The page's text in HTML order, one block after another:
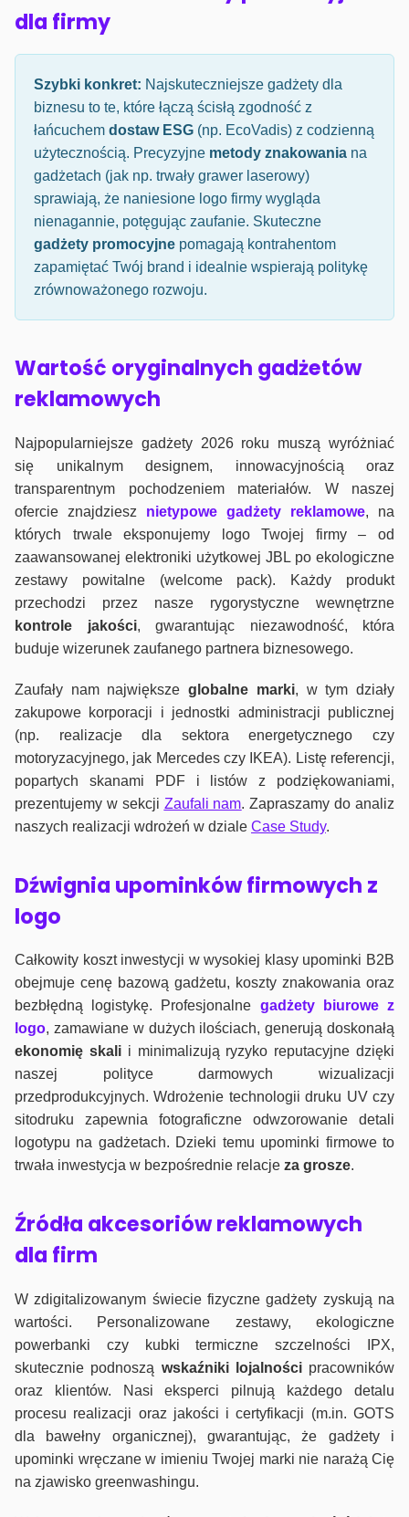
dla firmy
Szybki konkret: Najskuteczniejsze gadżety dla
biznesu to te, które łączą ścisłą zgodność z
łańcuchem dostaw ESG (np. EcoVadis) z codzienną
użytecznością. Precyzyjne metody znakowania na
gadżetach (jak np. trwały grawer laserowy)
sprawiają, że naniesione logo firmy wygląda
nienagannie, potęgując zaufanie. Skuteczne
gadżety promocyjne pomagają kontrahentom
zapamiętać Twój brand i idealnie wspierają politykę
zrównoważonego rozwoju.
Wartość oryginalnych gadżetów
reklamowych
Najpopularniejsze gadżety 2026 roku muszą wyróżniać
się unikalnym designem, innowacyjnością oraz
transparentnym pochodzeniem materiałów. W naszej
ofercie znajdziesz nietypowe gadżety reklamowe, na
których trwale eksponujemy logo Twojej firmy – od
zaawansowanej elektroniki użytkowej JBL po ekologiczne
zestawy powitalne (welcome pack). Każdy produkt
przechodzi przez nasze rygorystyczne wewnętrzne
kontrole jakości, gwarantując niezawodność, która
buduje wizerunek zaufanego partnera biznesowego.
Zaufały nam największeglobalne marki, w tym działy
zakupowe korporacji i jednostki administracji publicznej
(np. realizacje dla sektora energetycznego czy
motoryzacyjnego, jak Mercedes czy IKEA). Listę referencji,
popartych skanami PDF i listów z podziękowaniami,
prezentujemy w sekcji Zaufali nam. Zapraszamy do analiz
naszych realizacji wdrożeń w dziale Case Study.
Dźwignia upominków firmowych z
logo
Całkowity koszt inwestycji w wysokiej klasy upominki B2B
obejmuje cenę bazową gadżetu, koszty znakowania oraz
bezbłędną logistykę. Profesjonalne gadżety biurowe z
logo, zamawiane w dużych ilościach, generują doskonałą
ekonomię skalii minimalizują ryzyko reputacyjne dzięki
naszej polityce darmowych wizualizacji
przedprodukcyjnych. Wdrożenie technologii druku UV czy
sitodruku zapewnia fotograficzne odwzorowanie detali
logotypu na gadżetach. Dzieki temu upominki firmowe to
trwała inwestycja w bezpośrednie relacje za grosze.
Źródła akcesoriów reklamowych
dla firm
W zdigitalizowanym świecie fizyczne gadżety zyskują na
wartości. Personalizowane zestawy, ekologiczne
powerbanki czy kubki termiczne szczelności IPX,
skutecznie podnoszą wskaźniki lojalnościpracowników
oraz klientów. Nasi eksperci pilnują każdego detalu
procesu realizacji oraz jakości i certyfikacji (m.in. GOTS
dla bawełny organicznej), gwarantując, że gadżety i
upominki wręczane w imieniu Twojej marki nie narażą Cię
na zjawisko greenwashingu.